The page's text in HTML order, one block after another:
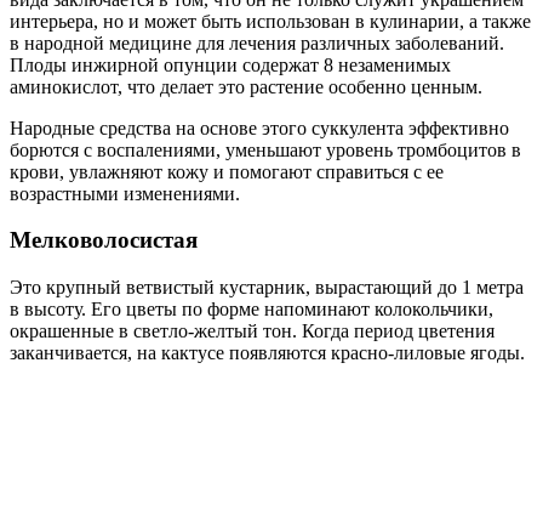
интерьера, но и может быть использован в кулинарии, а также
в народной медицине для лечения различных заболеваний.
Плоды инжирной опунции содержат 8 незаменимых
аминокислот, что делает это растение особенно ценным.
Народные средства на основе этого суккулента эффективно
борются с воспалениями, уменьшают уровень тромбоцитов в
крови, увлажняют кожу и помогают справиться с ее
возрастными изменениями.
Мелковолосистая
Это крупный ветвистый кустарник, вырастающий до 1 метра
в высоту. Его цветы по форме напоминают колокольчики,
окрашенные в светло-желтый тон. Когда период цветения
заканчивается, на кактусе появляются красно-лиловые ягоды.